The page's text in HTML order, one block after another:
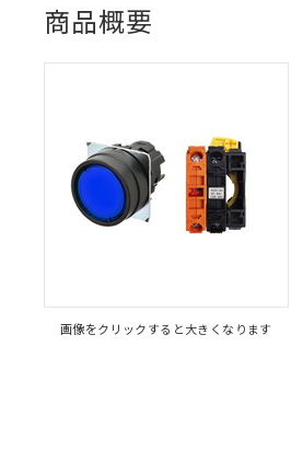
商品概要
画像をクリックすると大きくなります